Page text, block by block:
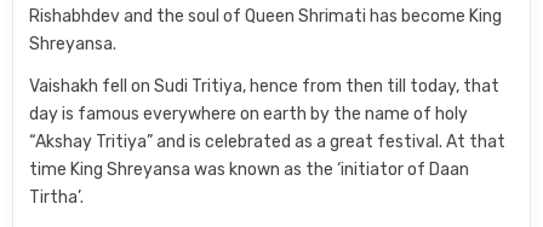
Rishabhdev and the soul of Queen Shrimati has become King
Shreyansa.
Vaishakh fell on Sudi Tritiya, hence from then till today, that
day is famous everywhere on earth by the name of holy
“Akshay Tritiya” and is celebrated as a great festival. At that
time King Shreyansa was known as the ‘initiator of Daan
Tirtha’.